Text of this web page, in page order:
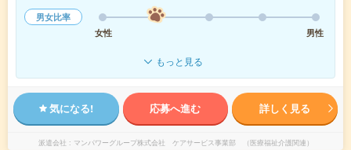
男女比率
女性
男性
もっと見る
気になる! 応募へ進む 詳しく見る
派遣会社 マンパワーグループ株式会社 ケアサービス事業部 （医療福祉介護関連）